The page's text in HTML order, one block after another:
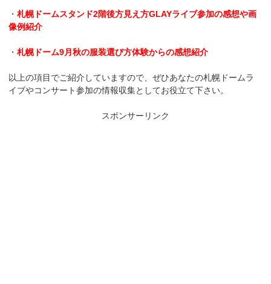
・札幌ドームスタンド2階後方見え方GLAYライブ参加の感想や画
像例紹介
・札幌ドーム9月秋の服装選び方体験からの感想紹介
以上の項目でご紹介していますので、ぜひあなたの札幌ドームラ
イブやコンサート参加の情報収集としてお役立て下さい。
スポンサーリンク